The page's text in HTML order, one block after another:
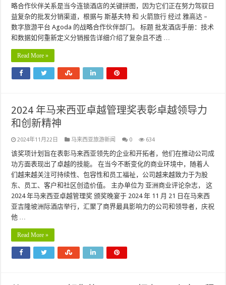
略合作伙伴关系是当今连锁酒店的关键拼图，因为它们正在努力驾驭日
益复杂的批发分销渠道，根据与 斯基夫特 和 火箭旅行 经过 雅高达 –
数字旅游平台 Agoda 的战略合作伙伴部门。 标题 批发酒店手册：技术
和数据如何重新定义分销报告详细介绍了复杂且不透 …
Read More »
2024 年马来西亚卓越管理奖表彰卓越领导力
和创新精神
2024年11月22日 马来西亚旅游新闻 0 634
该奖项计划旨在表彰马来西亚领先的企业和开拓者，他们在推动公司成
功方面表现出了卓越的技能。 在当今不断变化的商业环境中，随着人
们越来越关注可持续性、包容性和员工福祉，公司越来越致力于为股
东、员工、客户和社区创造价值。 主办单位为 亚洲商业评论杂志， 这
2024 年马来西亚卓越管理奖 颁奖晚宴于 2024 年 11 月 21 日在马来西
亚吉隆坡洲际酒店举行，汇聚了商界最具影响力的公司和领导者，庆祝
他 …
Read More »